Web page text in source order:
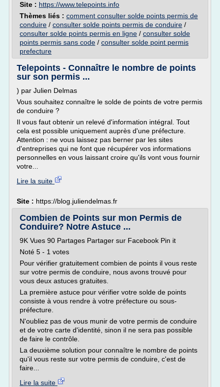
Site : https://www.telepoints.info
Thèmes liés : comment consulter solde points permis de
conduire / consulter solde points permis de conduire /
consulter solde points permis en ligne / consulter solde
points permis sans code / consulter solde point permis
prefecture
Telepoints - Connaître le nombre de points
sur son permis ...
) par Julien Delmas
Vous souhaitez connaître le solde de points de votre permis
de conduire ?
Il vous faut obtenir un relevé d'information intégral. Tout
cela est possible uniquement auprès d'une préfecture.
Attention : ne vous laissez pas berner par les sites
d'entreprises qui ne font que récupérer vos informations
personnelles en vous laissant croire qu'ils vont vous fournir
votre...
Lire la suite
Site : https://blog.juliendelmas.fr
Combien de Points sur mon Permis de
Conduire? Notre Astuce ...
9K Vues 90 Partages Partager sur Facebook Pin it
Noté 5 - 1 votes
Pour vérifier gratuitement combien de points il vous reste
sur votre permis de conduire, nous avons trouvé pour
vous deux astuces gratuites.
La première astuce pour vérifier votre solde de points
consiste à vous rendre à votre préfecture ou sous-
préfecture.
N'oubliez pas de vous munir de votre permis de conduire
et de votre carte d'identité, sinon il ne sera pas possible
de faire le contrôle.
La deuxième solution pour connaître le nombre de points
qu'il vous reste sur votre permis de conduire, c'est de
faire...
Lire la suite